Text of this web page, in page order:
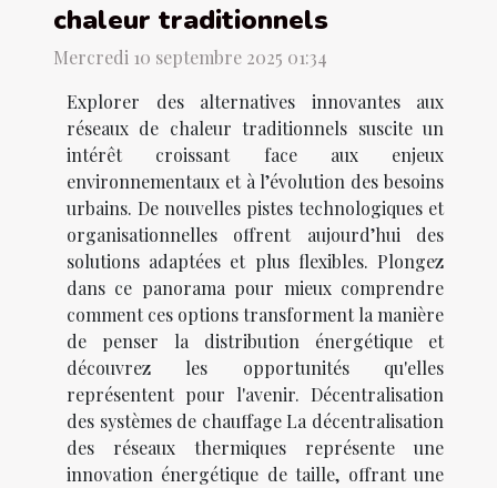
chaleur traditionnels
Mercredi 10 septembre 2025 01:34
Explorer des alternatives innovantes aux
réseaux de chaleur traditionnels suscite un
intérêt croissant face aux enjeux
environnementaux et à l’évolution des besoins
urbains. De nouvelles pistes technologiques et
organisationnelles offrent aujourd’hui des
solutions adaptées et plus flexibles. Plongez
dans ce panorama pour mieux comprendre
comment ces options transforment la manière
de penser la distribution énergétique et
découvrez les opportunités qu'elles
représentent pour l'avenir. Décentralisation
des systèmes de chauffage La décentralisation
des réseaux thermiques représente une
innovation énergétique de taille, offrant une